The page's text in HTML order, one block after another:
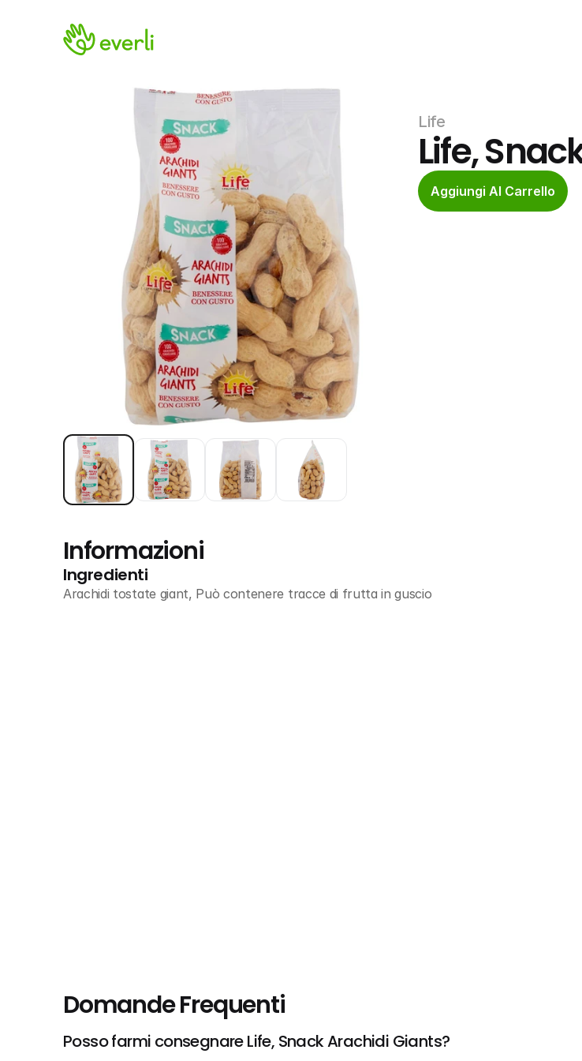
Life
Life,
Aggiungi Al Carrello
Informazioni
Ingredienti
Arachidi tostate giant, Può contenere tracce di frutta in guscio
Domande Frequenti
Posso farmi consegnare Life, Snack Arachidi Giants?